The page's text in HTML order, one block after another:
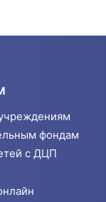
фондам
с ДЦП